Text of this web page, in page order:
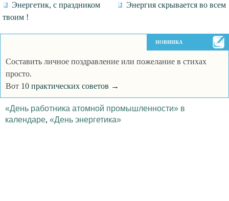
Энергетик, с праздником
твоим !
Энергия скрывается во всем
НОВИНКА
Составить личное поздравление или пожелание в стихах
просто.
Вот 10 практических советов →
«День работника атомной промышленности» в
календаре, «День энергетика»